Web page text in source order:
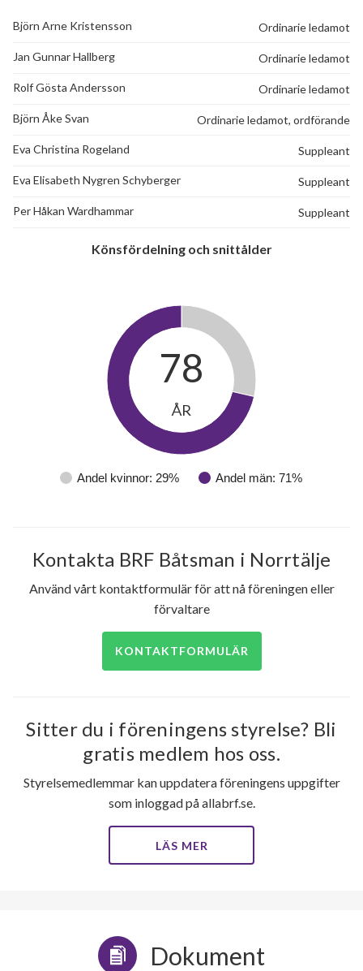
lägenheter
Björn Arne Kristensson Ordinarie ledamot
Jan Gunnar Hallberg Ordinarie ledamot
Rolf Gösta Andersson Ordinarie ledamot
Björn Åke Svan Ordinarie ledamot, ordförande
Eva Christina Rogeland Suppleant
Eva Elisabeth Nygren Schyberger Suppleant
Per Håkan Wardhammar Suppleant
Könsfördelning och snittålder
Andel kvinnor: 29% Andel män: 71%
78
ÅR
Kontakta BRF Båtsman i Norrtälje
Använd vårt kontaktformulär för att nå föreningen eller
förvaltare
KONTAKTFORMULÄR
Sitter du i föreningens styrelse? Bli
gratis medlem hos oss.
Styrelsemedlemmar kan uppdatera föreningens uppgifter
som inloggad på allabrf.se.
LÄS MER
Dokument